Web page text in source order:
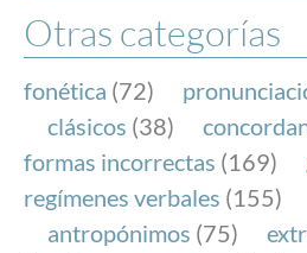
NOTICIAS
SOBRE LA
FundéuRAE es una
y la Real Academia
el buen uso del español
Internet.
Otras categorías
fonética (72)
clásicos (38)
formas incorrectas (169)
regímenes verbales (155)
antropónimos (75)